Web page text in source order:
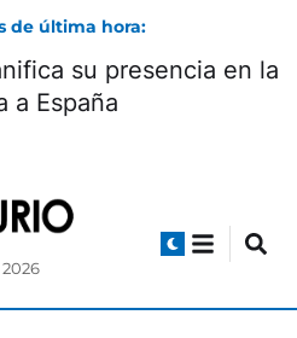
de última hora:
su presencia en la
a España